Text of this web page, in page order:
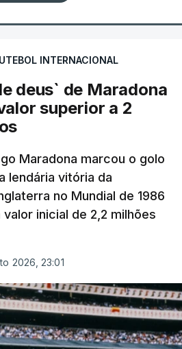
INTERNACIONAL
deus` de Maradona
superior a 2
Maradona marcou o golo
lendária vitória da
no Mundial de 1986
inicial de 2,2 milhões
2026, 23:01